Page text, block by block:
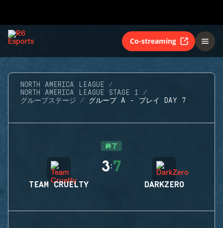
Co-streaming
NORTH AMERICA LEAGUE
NORTH AMERICA LEAGUE STAGE 1
グループステージ
グループ A - プレイ DAY 7
終了
TEAM CRUELTY
3:7
DARKZERO